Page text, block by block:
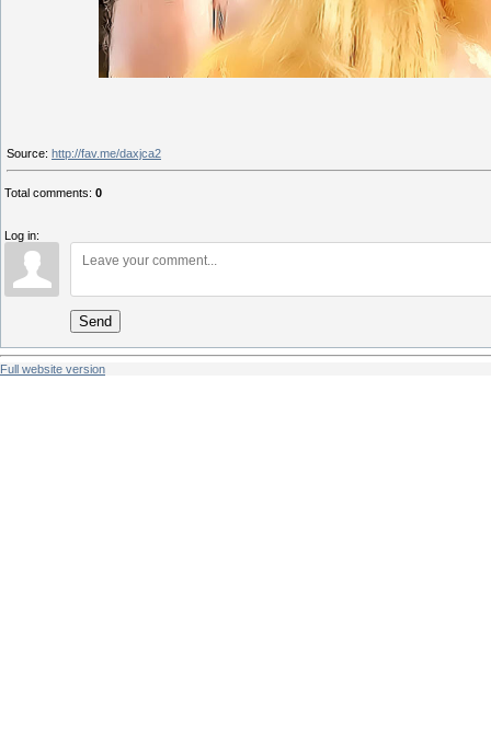
Source: http://fav.me/daxjca2
Total comments: 0
Log in:
Send
Full website version